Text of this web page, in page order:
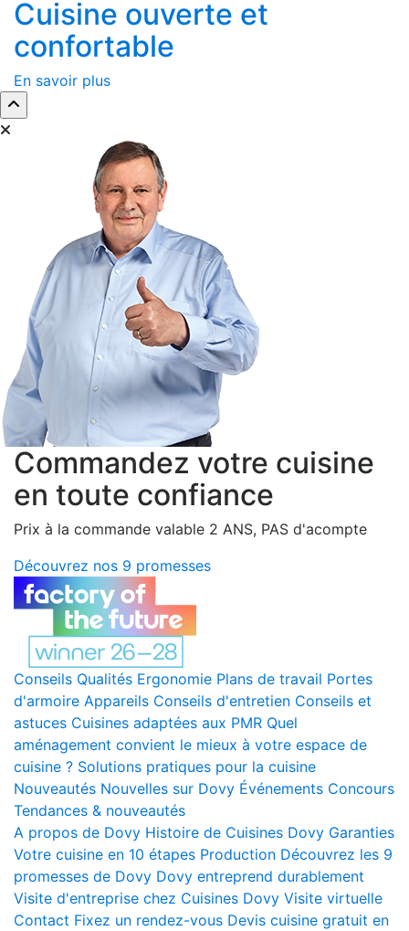
Cuisine ouverte et
confortable
En savoir plus
Commandez votre cuisine
en toute confiance
Prix à la commande valable 2 ANS, PAS d'acompte
Découvrez nos 9 promesses
Conseils Qualités Ergonomie Plans de travail Portes
d'armoire Appareils Conseils d'entretien Conseils et
astuces Cuisines adaptées aux PMR Quel
aménagement convient le mieux à votre espace de
cuisine ? Solutions pratiques pour la cuisine
Nouveautés Nouvelles sur Dovy Événements Concours
Tendances & nouveautés
A propos de Dovy Histoire de Cuisines Dovy Garanties
Votre cuisine en 10 étapes Production Découvrez les 9
promesses de Dovy Dovy entreprend durablement
Visite d'entreprise chez Cuisines Dovy Visite virtuelle
Contact Fixez un rendez-vous Devis cuisine gratuit en